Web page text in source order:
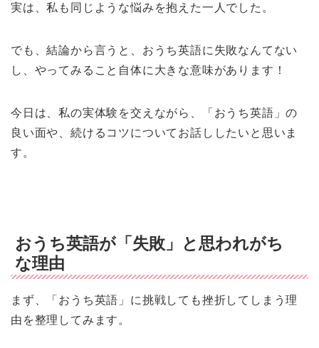
実は、私も同じような悩みを抱えた一人でした。
でも、結論から言うと、おうち英語に失敗なんてない
し、やってみること自体に大きな意味があります！
今日は、私の実体験を交えながら、「おうち英語」の
良い面や、続けるコツについてお話ししたいと思いま
す。
おうち英語が「失敗」と思われがち
な理由
まず、「おうち英語」に挑戦しても挫折してしまう理
由を整理してみます。